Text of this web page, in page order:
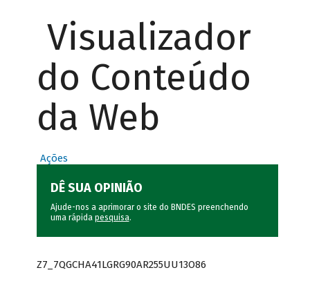
Visualizador
do Conteúdo
da Web
Ações
DÊ SUA OPINIÃO
Ajude-nos a aprimorar o site do BNDES preenchendo
uma rápida pesquisa.
Z7_7QGCHA41LGRG90AR255UU13O86